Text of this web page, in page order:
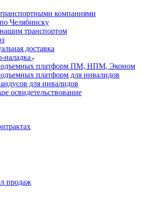
компаниями
Челябинску
транспортом
доставка
наладка
платформ ПМ, НПМ, Эконом
платформ для инвалидов
для инвалидов
освидетельствование
продаж